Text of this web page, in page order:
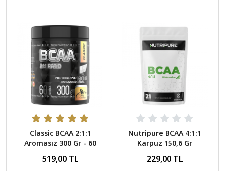
Classic BCAA 2:1:1
Aromasız 300 Gr - 60
519,00 TL
Nutripure BCAA 4:1:1
Karpuz 150,6 Gr
229,00 TL